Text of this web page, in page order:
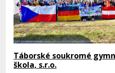
Táborské soukromé
škola, s.r.o.